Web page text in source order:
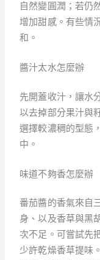
自然變圓潤；若仍
增加甜感。有些情
和。
醬汁太水怎麼辦
先開蓋收汁，讓水
以去掉部分果汁與
選擇較濃稠的型態
中。
味道不夠香怎麼辦
番茄醬的香氣來自
身、以及香草與黑
次不足。可嘗試先
少許乾燥香草提味